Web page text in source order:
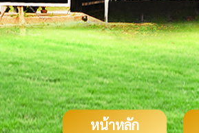
หน้าหลัก